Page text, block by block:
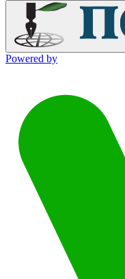
Powered by